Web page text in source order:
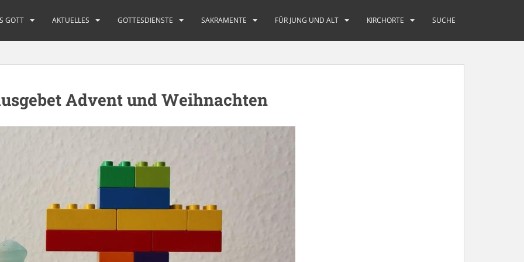
GOTT AKTUELLES GOTTESDIENSTE SAKRAMENTE FÜR JUNG UND ALT KIRCHORTE SUCHE
Advent und Weihnachten